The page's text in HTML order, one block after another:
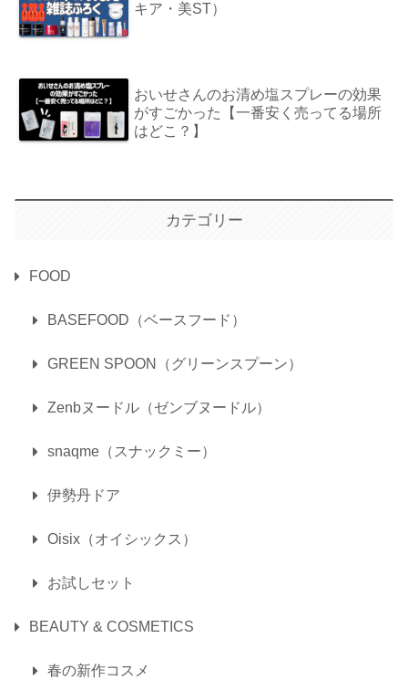
キア・美ST）
おいせさんのお清め塩スプレーの効果
がすごかった【一番安く売ってる場所
はどこ？】
カテゴリー
FOOD
BASEFOOD（ベースフード）
GREEN SPOON（グリーンスプーン）
Zenbヌードル（ゼンブヌードル）
snaqme（スナックミー）
伊勢丹ドア
Oisix（オイシックス）
お試しセット
BEAUTY & COSMETICS
春の新作コスメ